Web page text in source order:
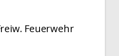
Feuerwehr